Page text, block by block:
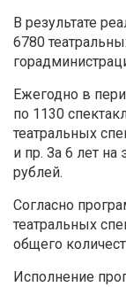
В результате
6780
Ежегодно в
по 1130
театральных
и пр. За 6 лет на
рублей.
Согласно
театральных
общего
Исполнение